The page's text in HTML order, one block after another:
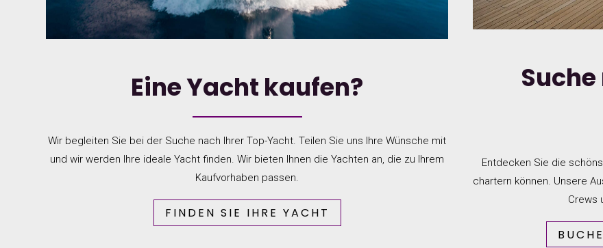
Eine Yacht kaufen?
Wir begleiten Sie bei der Suche nach Ihrer Top-Yacht. Teilen Sie uns Ihre Wünsche mit
und wir werden Ihre ideale Yacht finden. Wir bieten Ihnen die Yachten an, die zu Ihrem
Kaufvorhaben passen.
FINDEN SIE IHRE YACHT
Entdecken Sie die
chartern können. Unsere
Crews